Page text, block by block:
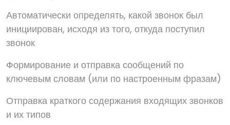
Автоматически определять, какой звонок был
инициирован, исходя из того, откуда поступил
звонок
Формирование и отправка сообщений по
ключевым словам (или по настроенным фразам)
Отправка краткого содержания входящих звонков
и их типов